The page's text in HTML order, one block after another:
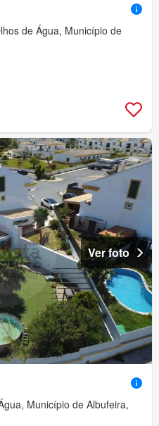
de Água, Município de
Ver foto
Município de Albufeira,